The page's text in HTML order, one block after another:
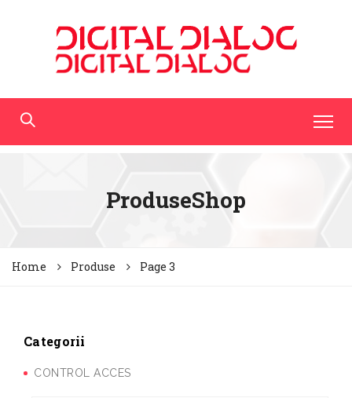
ProduseShop
Home Produse Page 3
Categorii
CONTROL ACCES